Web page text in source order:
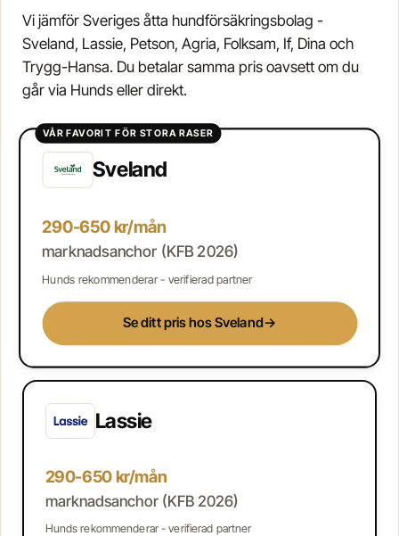
Vi jämför Sveriges åtta hundförsäkringsbolag -
Sveland, Lassie, Petson, Agria, Folksam, If, Dina och
Trygg-Hansa. Du betalar samma pris oavsett om du
går via Hunds eller direkt.
VÅR FAVORIT FÖR STORA RASER
Sveland
290-650 kr/mån
marknadsanchor (KFB 2026)
Hunds rekommenderar - verifierad partner
Se ditt pris hos Sveland→
Lassie
290-650 kr/mån
marknadsanchor (KFB 2026)
Hunds rekommenderar - verifierad partner